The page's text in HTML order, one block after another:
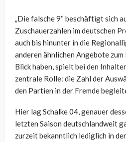
„Die falsche 9“ beschäftigt sich
Zuschauerzahlen im deutschen
auch bis hinunter in die
anderen ähnlichen Angebote
Blick haben, spielt bei den
zentrale Rolle: die Zahl der
den Partien in der Fremde
Hier lag Schalke 04, genauer
letzten Saison deutschlandweit
zurzeit bekanntlich lediglich in